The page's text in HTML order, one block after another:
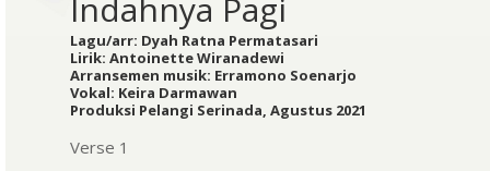
Indahnya Pagi
Lagu/arr: Dyah Ratna Permatasari
Lirik: Antoinette Wiranadewi
Arransemen musik: Erramono Soenarjo
Vokal: Keira Darmawan
Produksi Pelangi Serinada, Agustus 2021
Verse 1